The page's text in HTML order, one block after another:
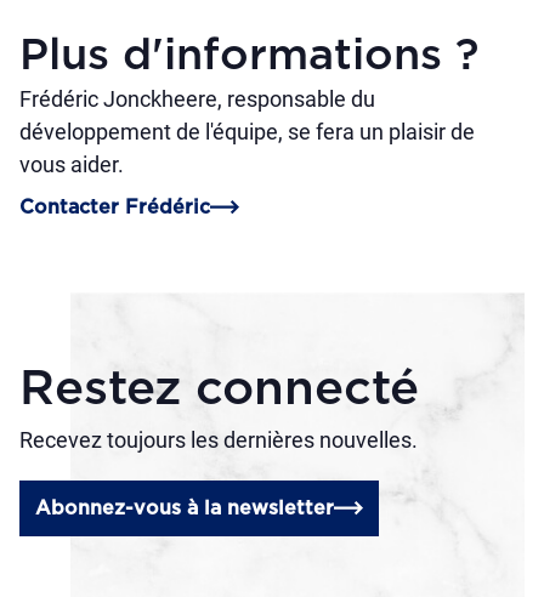
Plus d'informations ?
Frédéric Jonckheere, responsable du
développement de l'équipe, se fera un plaisir de
vous aider.
Contacter Frédéric
Restez connecté
Recevez toujours les dernières nouvelles.
Abonnez-vous à la newsletter